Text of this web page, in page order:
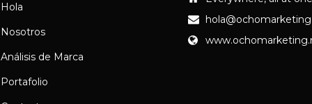
Hola
Nosotros
Análisis de Marca
Portafolio